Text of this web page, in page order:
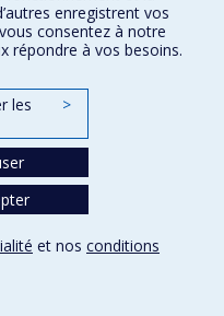
Université de
enregistrent vos
consentez à notre
répondre à vos besoins.
les
>
et nos conditions